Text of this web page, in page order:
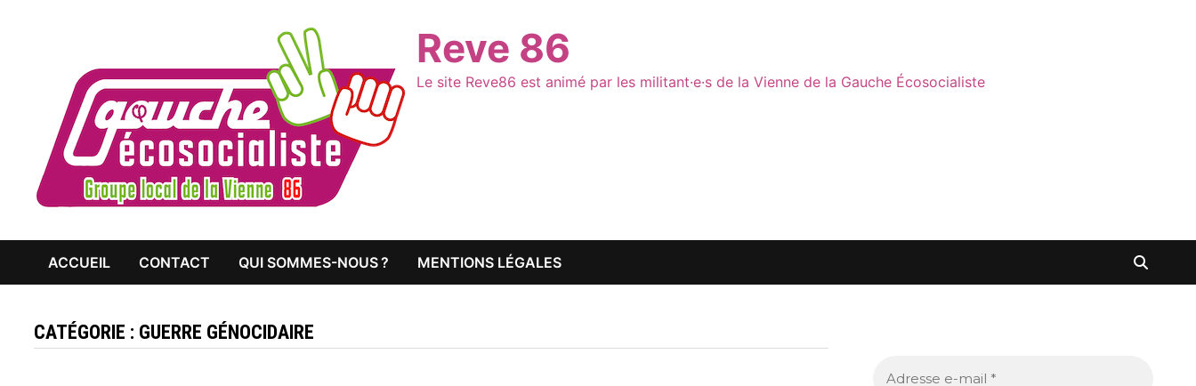
Reve 86
Le site Reve86 est animé par les militant·e·s de la Vienne de la Gauche Écosocialiste
ACCUEIL CONTACT QUI SOMMES-NOUS ? MENTIONS LÉGALES
CATÉGORIE : GUERRE GÉNOCIDAIRE